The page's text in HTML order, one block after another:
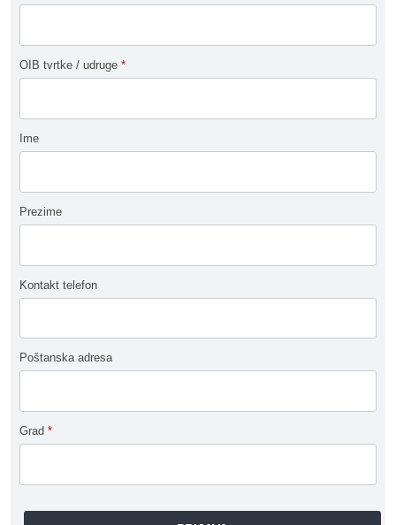
OIB tvrtke / udruge *
Ime
Prezime
Kontakt telefon
Poštanska adresa
Grad *